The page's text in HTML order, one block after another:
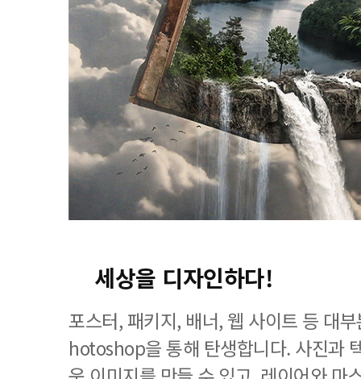
세상을 디자인하다!
포스터, 패키지, 배너, 웹 사이트 등 대
hotoshop을 통해 탄생합니다. 사진과